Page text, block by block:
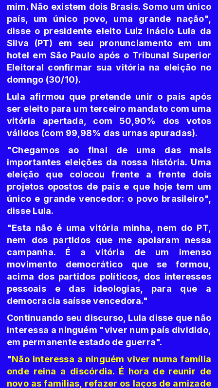
mim. Não existem dois Brasis. Somo um único
país, um único povo, uma grande nação",
disse o presidente eleito Luiz Inácio Lula da
Silva (PT) em seu pronunciamento em um
hotel em São Paulo após o Tribunal Superior
Eleitoral confirmar sua vitória na eleição no
domngo (30/10).
Lula afirmou que pretende unir o país após
ser eleito para um terceiro mandato com uma
vitória apertada, com 50,90% dos votos
válidos (com 99,98% das urnas apuradas).
"Chegamos ao final de uma das mais
importantes eleições da nossa história. Uma
eleição que colocou frente a frente dois
projetos opostos de país e que hoje tem um
único e grande vencedor: o povo brasileiro",
disse Lula.
"Esta não é uma vitória minha, nem do PT,
nem dos partidos que me apoiaram nessa
campanha. É a vitória de um imenso
movimento democrático que se formou,
acima dos partidos políticos, dos interesses
pessoais e das ideologias, para que a
democracia saísse vencedora."
Continuando seu discurso, Lula disse que não
interessa a ninguém "viver num país dividido,
em permanente estado de guerra".
"Não interessa a ninguém viver numa família
onde reina a discórdia. É hora de reunir de
novo as famílias, refazer os laços de amizade